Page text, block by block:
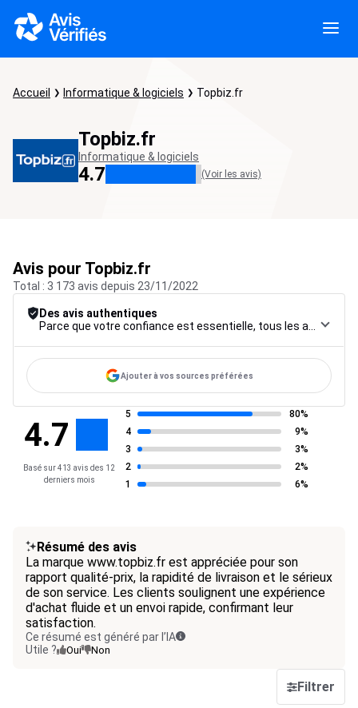
Accueil Informatique & logiciels Topbiz.fr
Topbiz.fr
Informatique & logiciels
4.7 (Voir les avis)
Avis pour Topbiz.fr
Total : 3 173 avis depuis 23/11/2022
Des avis authentiques
Ajouter à vos sources préférées
4.7
Basé sur 413 avis des 12
derniers mois
5
80%
4
9%
3
3%
2
2%
1
6%
Résumé des avis
La marque www.topbiz.fr est appréciée pour son
rapport qualité-prix, la rapidité de livraison et le sérieux
de son service. Les clients soulignent une expérience
d'achat fluide et un envoi rapide, confirmant leur
satisfaction.
Ce résumé est généré par l’IA
Utile ?
Oui Non
Filtrer